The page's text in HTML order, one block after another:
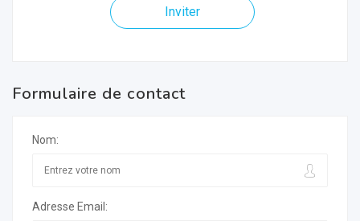
Inviter
Formulaire de contact
Nom:
Adresse Email: